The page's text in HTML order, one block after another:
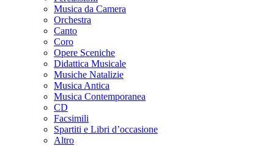
Musica da Camera
Orchestra
Canto
Coro
Opere Sceniche
Didattica Musicale
Musiche Natalizie
Musica Antica
Musica Contemporanea
CD
Facsimili
Spartiti e Libri d’occasione
Altro